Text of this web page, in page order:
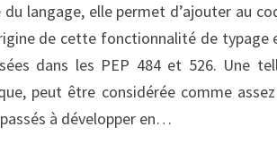
langage, elle permet d’ajouter au
de cette fonctionnalité de typage
dans les PEP 484 et 526. Une
peut être considérée comme
à développer en…